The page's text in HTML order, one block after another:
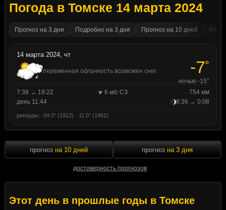
Погода в Томске 14 марта 2024
Прогноз на 3 дня Подробно на 3 дня Прогноз на 10 дней
14 марта 2024, чт
переменная облачность возможен снег -7°
ночью -15°
7:38 → 19:22
6 м/с СЗ
754 мм
день 11:44
8:36 → 0:08
рекорды: -34.0° (1912) · 11.0° (1981)
прогноз на 10 дней
достоверность прогнозов
прогноз на 3 дня
Этот день в прошлые годы в Томске